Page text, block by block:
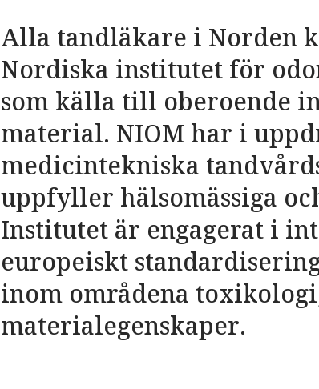
Alla tandläkare i Norden
Nordiska institutet för
som källa till oberoende
material. NIOM har i
medicintekniska
uppfyller hälsomässiga
Institutet är engagerat i
europeiskt
inom områdena
materialegenskaper.